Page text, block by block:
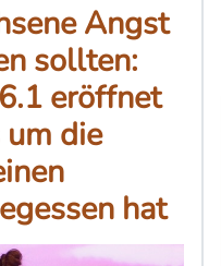
Angst
sollten:
eröffnet
die
hat